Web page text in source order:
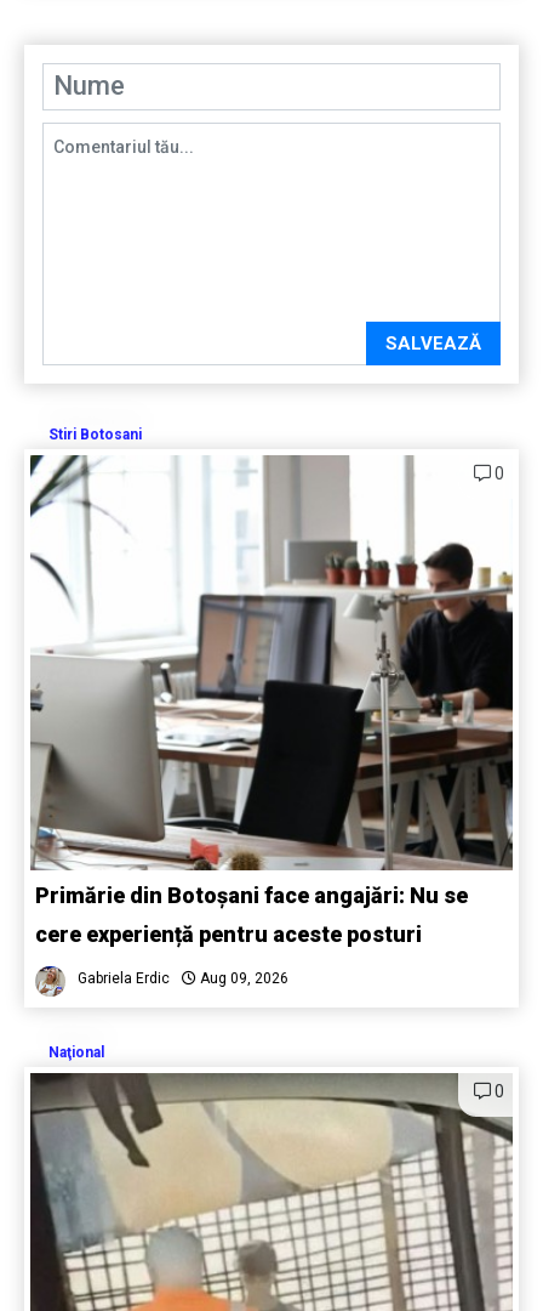
SALVEAZĂ
Stiri Botosani
0
Primărie din Botoșani face angajări: Nu se
cere experiență pentru aceste posturi
Gabriela Erdic Aug 09, 2026
Naţional
0